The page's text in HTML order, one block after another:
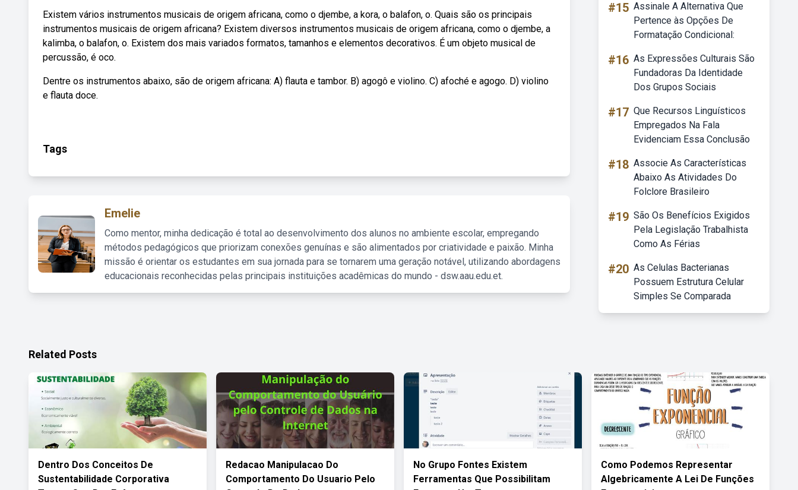
Existem vários instrumentos musicais de origem africana, como o djembe, a kora, o balafon, o. Quais são os principais
instrumentos musicais de origem africana? Existem diversos instrumentos musicais de origem africana, como o djembe, a
kalimba, o balafon, o. Existem dos mais variados formatos, tamanhos e elementos decorativos. É um objeto musical de
percussão, é oco.
Dentre os instrumentos abaixo, são de origem africana: A) flauta e tambor. B) agogô e violino. C) afoché e agogo. D) violino
e flauta doce.
Tags
Emelie
Como mentor, minha dedicação é total ao desenvolvimento dos alunos no ambiente escolar, empregando
métodos pedagógicos que priorizam conexões genuínas e são alimentados por criatividade e paixão. Minha
missão é orientar os estudantes em sua jornada para se tornarem uma geração notável, utilizando abordagens
educacionais reconhecidas pelas principais instituições acadêmicas do mundo - dsw.aau.edu.et.
#15 Assinale A Alternativa Que
Pertence às Opções De
Formatação Condicional:
#16 As Expressões Culturais São
Fundadoras Da Identidade
Dos Grupos Sociais
#17 Que Recursos Linguísticos
Empregados Na Fala
Evidenciam Essa Conclusão
#18 Associe As Características
Abaixo As Atividades Do
Folclore Brasileiro
#19 São Os Benefícios Exigidos
Pela Legislação Trabalhista
Como As Férias
#20 As Celulas Bacterianas
Possuem Estrutura Celular
Simples Se Comparada
Related Posts
Dentro Dos Conceitos De
Sustentabilidade Corporativa
Redacao Manipulacao Do
Comportamento Do Usuario Pelo
No Grupo Fontes Existem
Ferramentas Que Possibilitam
Como Podemos Representar
Algebricamente A Lei De Funções